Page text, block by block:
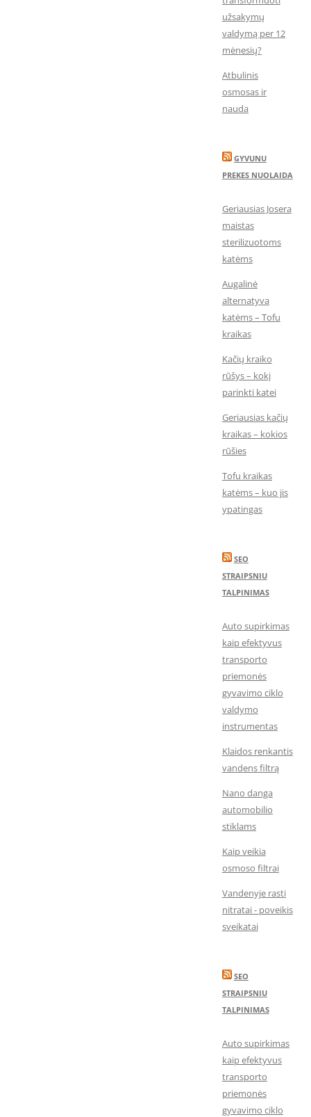
užsakymų
valdymą per 12
mėnesių?
Atbulinis
osmosas ir
nauda
GYVUNU
PREKES NUOLAIDA
Geriausias Josera
maistas
sterilizuotoms
katėms
Augalinė
alternatyva
katėms – Tofu
kraikas
Kačių kraiko
rūšys – kokį
parinkti katei
Geriausias kačių
kraikas – kokios
rūšies
Tofu kraikas
katėms – kuo jis
ypatingas
SEO
STRAIPSNIU
TALPINIMAS
Auto supirkimas
kaip efektyvus
transporto
priemonės
gyvavimo ciklo
valdymo
instrumentas
Klaidos renkantis
vandens filtrą
Nano danga
automobilio
stiklams
Kaip veikia
osmoso filtrai
Vandenyje rasti
nitratai - poveikis
sveikatai
SEO
STRAIPSNIU
TALPINIMAS
Auto supirkimas
kaip efektyvus
transporto
priemonės
gyvavimo ciklo